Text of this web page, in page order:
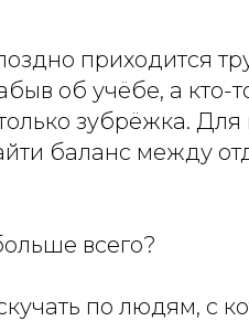
приходится
об учёбе, а кто-
зубрёжка.
баланс между
всего?
по людям, с